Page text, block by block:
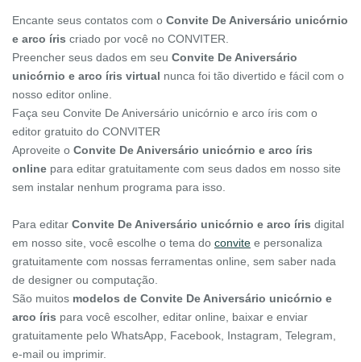
Encante seus contatos com o Convite De Aniversário unicórnio
e arco íris criado por você no CONVITER.
Preencher seus dados em seu Convite De Aniversário
unicórnio e arco íris virtual nunca foi tão divertido e fácil com o
nosso editor online.
Faça seu Convite De Aniversário unicórnio e arco íris com o
editor gratuito do CONVITER
Aproveite o Convite De Aniversário unicórnio e arco íris
online para editar gratuitamente com seus dados em nosso site
sem instalar nenhum programa para isso.
Para editar Convite De Aniversário unicórnio e arco íris digital
em nosso site, você escolhe o tema do convite e personaliza
gratuitamente com nossas ferramentas online, sem saber nada
de designer ou computação.
São muitos modelos de Convite De Aniversário unicórnio e
arco íris para você escolher, editar online, baixar e enviar
gratuitamente pelo WhatsApp, Facebook, Instagram, Telegram,
e-mail ou imprimir.